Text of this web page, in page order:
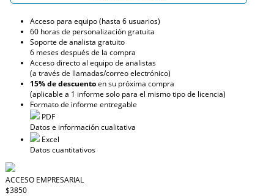
Acceso para equipo (hasta 6 usuarios)
60 horas de personalización gratuita
Soporte de analista gratuito
6 meses después de la compra
Acceso directo al equipo de analistas
(a través de llamadas/correo electrónico)
15% de descuentoen su próxima compra
(aplicable a 1 informe solo para el mismo tipo de licencia)
Formato de informe entregable
PDF
Datos e información cualitativa
Excel
Datos cuantitativos
ACCESO EMPRESARIAL
$3850